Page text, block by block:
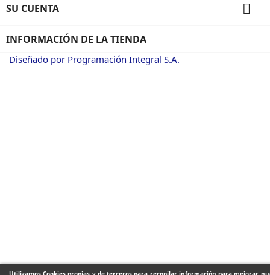
SU CUENTA 
INFORMACIÓN DE LA TIENDA
Diseñado por Programación Integral S.A.